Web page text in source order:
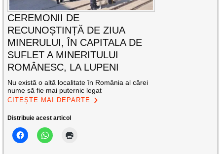
CEREMONII DE
RECUNOȘTINȚĂ DE ZIUA
MINERULUI, ÎN CAPITALA DE
SUFLET A MINERITULUI
ROMÂNESC, LA LUPENI
Nu există o altă localitate în România al cărei
nume să fie mai puternic legat
CITEȘTE MAI DEPARTE
Distribuie acest articol